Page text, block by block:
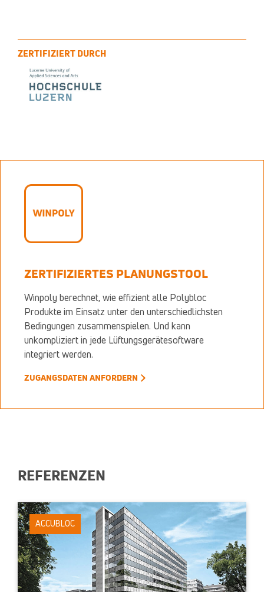
ZERTIFIZIERT DURCH
ZERTIFIZIERTES PLANUNGSTOOL
Winpoly berechnet, wie effizient alle Polybloc
Produkte im Einsatz unter den unterschiedlichsten
Bedingungen zusammenspielen. Und kann
unkompliziert in jede Lüftungsgerätesoftware
integriert werden.
ZUGANGSDATEN ANFORDERN
REFERENZEN
ACCUBLOC